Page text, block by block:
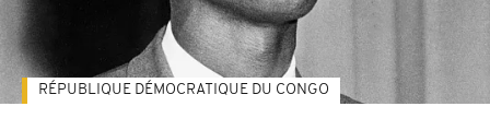
RÉPUBLIQUE DÉMOCRATIQUE DU CONGO